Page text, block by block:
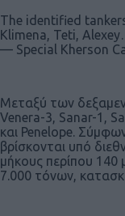
The identified
Klimena, Teti,
— Special Kherson
Μεταξύ των
Venera-3, Sanar-1,
και Penelope.
βρίσκονται υπό
μήκους περίπου 140
7.000 τόνων,